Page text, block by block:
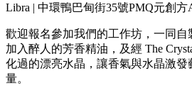
Libra | 中環鴨巴甸街35號PMQ元創方
歡迎報名參加我們的工作坊，一同自
加入醉人的芳香精油，及經 The
化過的漂亮水晶，讓香氣與水晶激
量。